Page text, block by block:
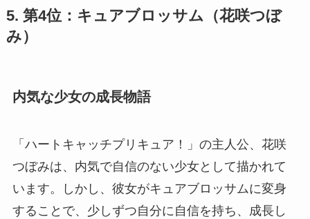
5. 第4位：キュアブロッサム（花咲つぼ
み）
内気な少女の成長物語
「ハートキャッチプリキュア！」の主人公、花咲
つぼみは、内気で自信のない少女として描かれて
います。しかし、彼女がキュアブロッサムに変身
することで、少しずつ自分に自信を持ち、成長し